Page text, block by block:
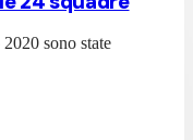
sono state